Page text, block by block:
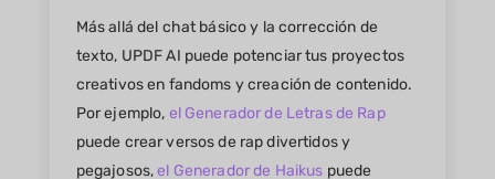
Más allá del chat básico y la corrección de
texto, UPDF AI puede potenciar tus proyectos
creativos en fandoms y creación de contenido.
Por ejemplo, el Generador de Letras de Rap
puede crear versos de rap divertidos y
pegajosos,el Generador de Haikus puede